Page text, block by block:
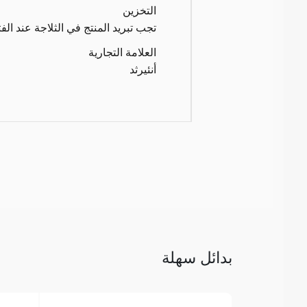
التخزين
تجب تبريد المنتج في الثلاجة عند
العلامة التجارية
أنئيرثد
بدائل سهلة